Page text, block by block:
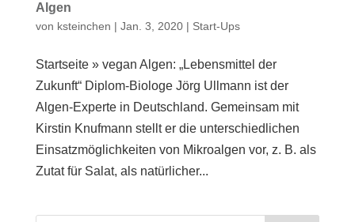
Algen
von ksteinchen | Jan. 3, 2020| Start-Ups
Startseite » vegan Algen: „Lebensmittel der
Zukunft“ Diplom-Biologe Jörg Ullmann ist der
Algen-Experte in Deutschland. Gemeinsam mit
Kirstin Knufmann stellt er die unterschiedlichen
Einsatzmöglichkeiten von Mikroalgen vor, z. B. als
Zutat für Salat, als natürlicher...